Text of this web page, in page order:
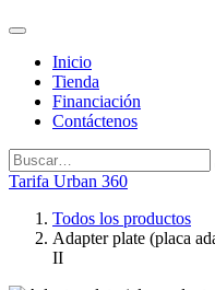
Inicio
Tienda
Financiación
Contáctenos
Tarifa Urban 360
Todos los productos
Adapter plate (placa
II